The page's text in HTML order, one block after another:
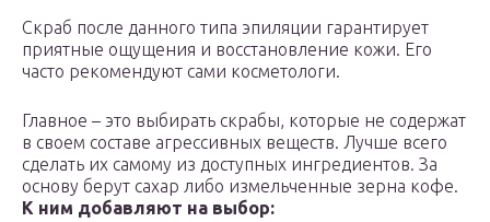
Скраб после данного типа эпиляции гарантирует
приятные ощущения и восстановление кожи. Его
часто рекомендуют сами косметологи.
Главное – это выбирать скрабы, которые не содержат
в своем составе агрессивных веществ. Лучше всего
сделать их самому из доступных ингредиентов. За
основу берут сахар либо измельченные зерна кофе.
К ним добавляют на выбор: